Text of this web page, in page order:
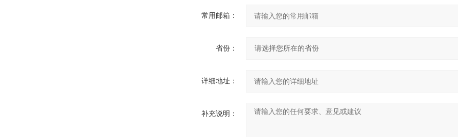
常用邮箱：
省份：
详细地址：
补充说明：